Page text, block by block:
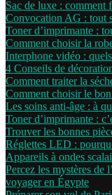
Sac de luxe : comment
Convocation AG : tout
Toner d’imprimante :
Comment choisir la
Interphone vidéo :
4 Conseils de
Comment traiter la
Comment choisir le
Les soins anti-âge : à
Toner d’imprimante :
Trouver les bonnes
Réglettes LED :
Appareils à ondes
Percez les mystères de
voyager en Égypte